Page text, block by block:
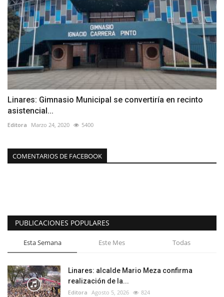
Linares: Gimnasio Municipal se convertiría en recinto
asistencial...
Editora Marzo 24, 2020 5400
COMENTARIOS DE FACEBOOK
PUBLICACIONES POPULARES
Esta Semana Este Mes Todas
Linares: alcalde Mario Meza confirma
realización de la...
Editora Agosto 5, 2026 824